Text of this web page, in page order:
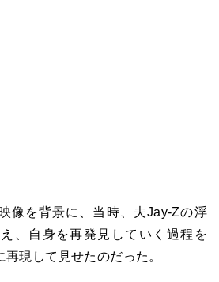
像を背景に、当時、夫Jay-Zの浮
、自身を再発見していく過程を
現して見せたのだった。